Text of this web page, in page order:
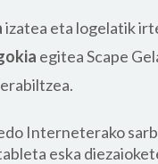
izatea eta logelatik
egitea Scape
Interneterako
eska